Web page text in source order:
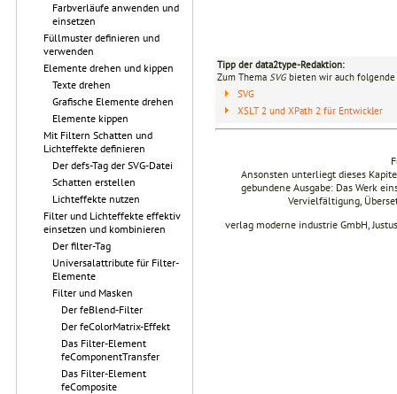
Farbverläufe anwenden und
einsetzen
Füllmuster definieren und
verwenden
Elemente drehen und kippen
Texte drehen
Grafische Elemente drehen
Elemente kippen
Mit Filtern Schatten und
Lichteffekte definieren
Der defs-Tag der SVG-Datei
Schatten erstellen
Lichteffekte nutzen
Filter und Lichteffekte effektiv
einsetzen und kombinieren
Der filter-Tag
Universalattribute für Filter-
Elemente
Filter und Masken
Der feBlend-Filter
Der feColorMatrix-Effekt
Das Filter-Element
feComponentTransfer
Das Filter-Element
feComposite
Tipp der data2type-Redaktion:
Zum Thema SVGbieten wir auch folgende
SVG
XSLT 2 und XPath 2 für Entwickler
Ansonsten unterliegt dieses
gebundene Ausgabe: Das Werk
Vervielfältigung,
verlag moderne industrie GmbH,